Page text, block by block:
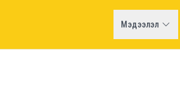
Мэдээлэл